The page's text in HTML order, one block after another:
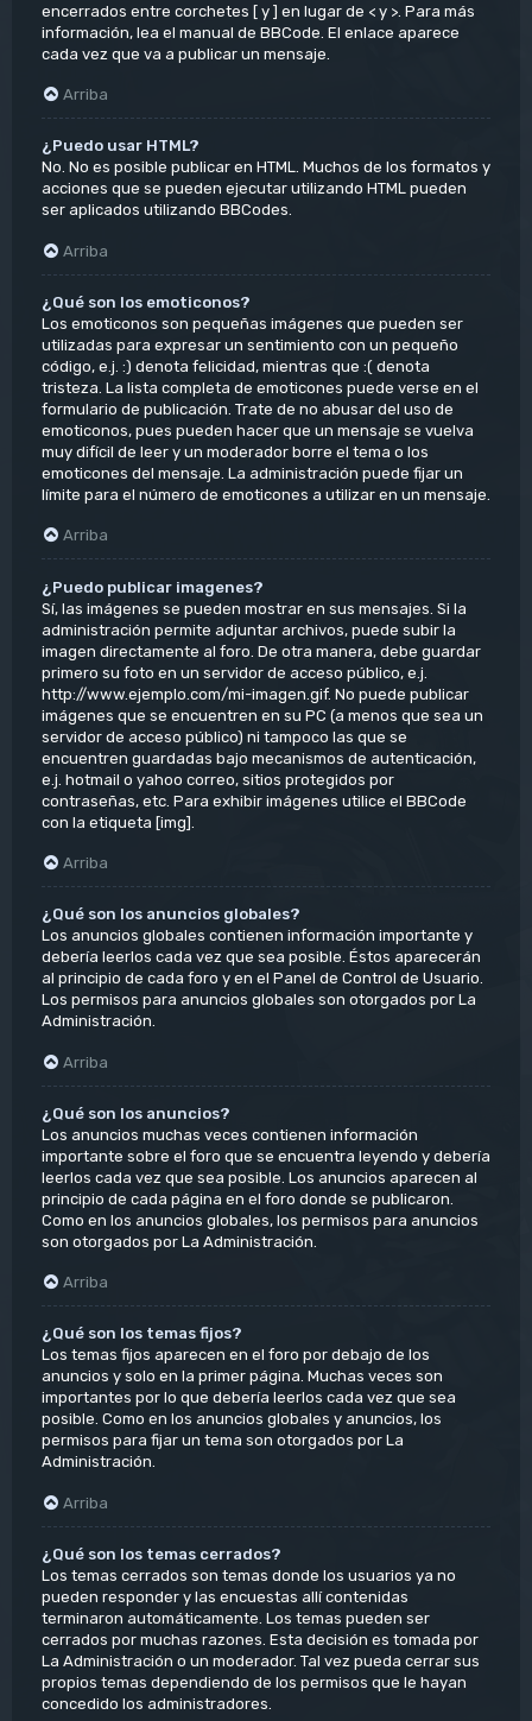
encerrados entre corchetes [ y ] en lugar de < y >. Para más
información, lea el manual de BBCode. El enlace aparece
cada vez que va a publicar un mensaje.
Arriba
¿Puedo usar HTML?
No. No es posible publicar en HTML. Muchos de los formatos y
acciones que se pueden ejecutar utilizando HTML pueden
ser aplicados utilizando BBCodes.
Arriba
¿Qué son los emoticonos?
Los emoticonos son pequeñas imágenes que pueden ser
utilizadas para expresar un sentimiento con un pequeño
código, e.j. :) denota felicidad, mientras que :( denota
tristeza. La lista completa de emoticones puede verse en el
formulario de publicación. Trate de no abusar del uso de
emoticonos, pues pueden hacer que un mensaje se vuelva
muy difícil de leer y un moderador borre el tema o los
emoticones del mensaje. La administración puede fijar un
límite para el número de emoticones a utilizar en un mensaje.
Arriba
¿Puedo publicar imagenes?
Sí, las imágenes se pueden mostrar en sus mensajes. Si la
administración permite adjuntar archivos, puede subir la
imagen directamente al foro. De otra manera, debe guardar
primero su foto en un servidor de acceso público, e.j.
http://www.ejemplo.com/mi-imagen.gif. No puede publicar
imágenes que se encuentren en su PC (a menos que sea un
servidor de acceso público) ni tampoco las que se
encuentren guardadas bajo mecanismos de autenticación,
e.j. hotmail o yahoo correo, sitios protegidos por
contraseñas, etc. Para exhibir imágenes utilice el BBCode
con la etiqueta [img].
Arriba
¿Qué son los anuncios globales?
Los anuncios globales contienen información importante y
debería leerlos cada vez que sea posible. Éstos aparecerán
al principio de cada foro y en el Panel de Control de Usuario.
Los permisos para anuncios globales son otorgados por La
Administración.
Arriba
¿Qué son los anuncios?
Los anuncios muchas veces contienen información
importante sobre el foro que se encuentra leyendo y debería
leerlos cada vez que sea posible. Los anuncios aparecen al
principio de cada página en el foro donde se publicaron.
Como en los anuncios globales, los permisos para anuncios
son otorgados por La Administración.
Arriba
¿Qué son los temas fijos?
Los temas fijos aparecen en el foro por debajo de los
anuncios y solo en la primer página. Muchas veces son
importantes por lo que debería leerlos cada vez que sea
posible. Como en los anuncios globales y anuncios, los
permisos para fijar un tema son otorgados por La
Administración.
Arriba
¿Qué son los temas cerrados?
Los temas cerrados son temas donde los usuarios ya no
pueden responder y las encuestas allí contenidas
terminaron automáticamente. Los temas pueden ser
cerrados por muchas razones. Esta decisión es tomada por
La Administración o un moderador. Tal vez pueda cerrar sus
propios temas dependiendo de los permisos que le hayan
concedido los administradores.